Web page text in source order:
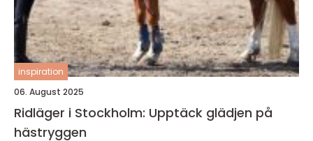
inspiration
06. August 2025
Ridläger i Stockholm: Upptäck glädjen på
hästryggen